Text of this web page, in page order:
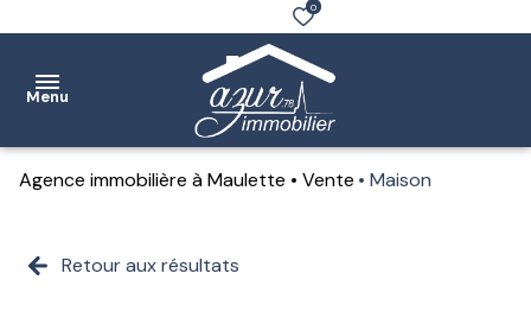
0
Menu
Ventes
Agence immobilière à Maulette Vente Maison
Retour aux résultats